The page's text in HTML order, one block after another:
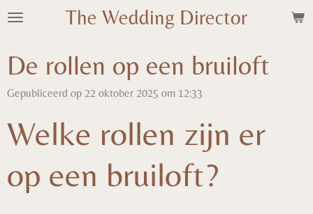
Ga
The Wedding Director
De rollen op een bruiloft
Gepubliceerd op 22 oktober 2025 om 12:33
Welke rollen zijn er
op een bruiloft?